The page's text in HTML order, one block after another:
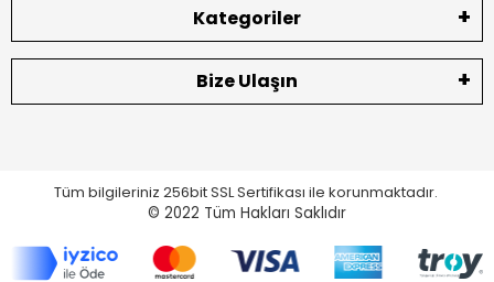
Kategoriler
Bize Ulaşın
Tüm bilgileriniz 256bit SSL Sertifikası ile korunmaktadır.
© 2022 Tüm Hakları Saklıdır